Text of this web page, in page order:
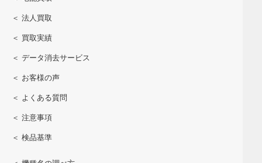
＜ 法人買取
＜ 買取実績
＜ データ消去サービス
＜ お客様の声
＜ よくある質問
＜ 注意事項
＜ 検品基準